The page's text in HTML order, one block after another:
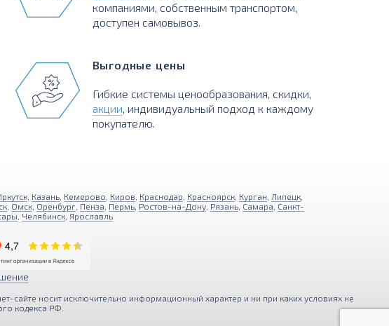
компаниями, собственным транспортом,
доступен самовывоз.
Выгодные цены
Гибкие системы ценообразования, скидки,
акции, индивидуальный подход к каждому
покупателю.
Казань Кемерово Киров Краснодар Красноярск Курган Липецк
Омск Оренбург Пенза Пермь Ростов-на-Дону Рязань Самара Санкт-
Челябинск Ярославль
носит исключительно информационный характер и ни при каких условиях не
кодекса РФ.